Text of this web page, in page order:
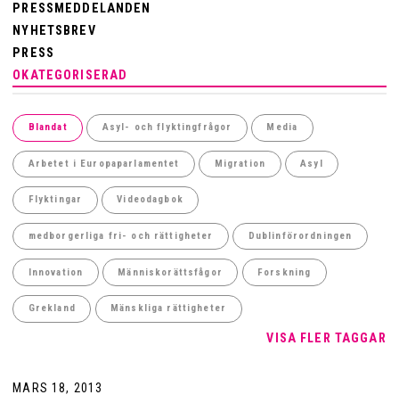
PRESSMEDDELANDEN
NYHETSBREV
PRESS
OKATEGORISERAD
Blandat Asyl- och flyktingfrågor Media
Arbetet i Europaparlamentet Migration Asyl
Flyktingar Videodagbok
medborgerliga fri- och rättigheter Dublinförordningen
Innovation Människorättsfågor Forskning
Grekland Mänskliga rättigheter
VISA FLER TAGGAR
MARS 18, 2013